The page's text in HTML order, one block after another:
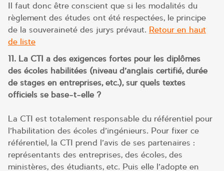
Il faut donc être conscient que si les modalités du
règlement des études ont été respectées, le principe
de la souveraineté des jurys prévaut. Retour en haut
de liste
11. La CTI a des exigences fortes pour les diplômes
des écoles habilitées (niveau d’anglais certifié, durée
de stages en entreprises, etc.), sur quels textes
officiels se base-t-elle ?
La CTI est totalement responsable du référentiel pour
l’habilitation des écoles d’ingénieurs. Pour fixer ce
référentiel, la CTI prend l’avis de ses partenaires :
représentants des entreprises, des écoles, des
ministères, des étudiants, etc. Puis elle l’adopte en